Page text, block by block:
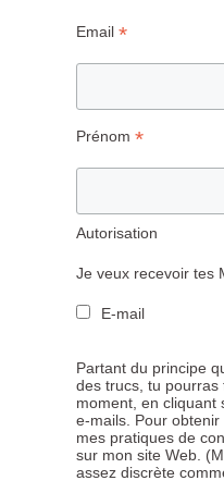
Email *
Prénom *
Autorisation
Je veux recevoir tes
E-mail
Partant du principe
des trucs, tu
moment, en cliquant
e-mails. Pour
mes pratiques de
sur mon site Web.
assez discrète